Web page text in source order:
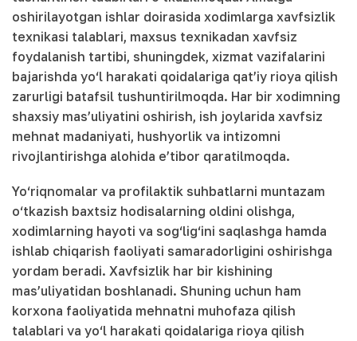
oshirilayotgan ishlar doirasida xodimlarga xavfsizlik
texnikasi talablari, maxsus texnikadan xavfsiz
foydalanish tartibi, shuningdek, xizmat vazifalarini
bajarishda yo‘l harakati qoidalariga qat’iy rioya qilish
zarurligi batafsil tushuntirilmoqda. Har bir xodimning
shaxsiy mas’uliyatini oshirish, ish joylarida xavfsiz
mehnat madaniyati, hushyorlik va intizomni
rivojlantirishga alohida e’tibor qaratilmoqda.
Yo‘riqnomalar va profilaktik suhbatlarni muntazam
o‘tkazish baxtsiz hodisalarning oldini olishga,
xodimlarning hayoti va sog‘lig‘ini saqlashga hamda
ishlab chiqarish faoliyati samaradorligini oshirishga
yordam beradi. Xavfsizlik har bir kishining
mas’uliyatidan boshlanadi. Shuning uchun ham
korxona faoliyatida mehnatni muhofaza qilish
talablari va yo‘l harakati qoidalariga rioya qilish